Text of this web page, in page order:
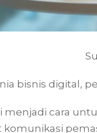
bisnis digital,
menjadi cara